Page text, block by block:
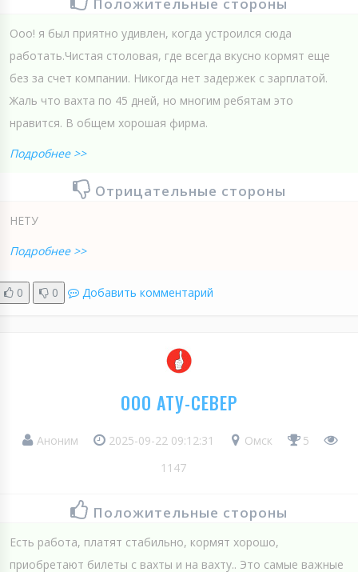
Положительные стороны
Ооо! я был приятно удивлен, когда устроился сюда
работать.Чистая столовая, где всегда вкусно кормят еще
без за счет компании. Никогда нет задержек с зарплатой.
Жаль что вахта по 45 дней, но многим ребятам это
нравится. В общем хорошая фирма.
Подробнее >>
Отрицательные стороны
НЕТУ
Подробнее >>
0 0 Добавить комментарий
ООО АТУ-СЕВЕР
Аноним 2025-09-22 09:12:31 Омск
5
1147
Положительные стороны
Есть работа, платят стабильно, кормят хорошо,
приобретают билеты с вахты и на вахту.. Это самые важные